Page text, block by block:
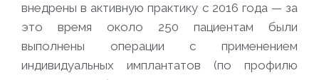
внедрены в активную практику с 2016 года — за
это время около 250 пациентам были
выполнены операции с применением
индивидуальных имплантатов (по профилю